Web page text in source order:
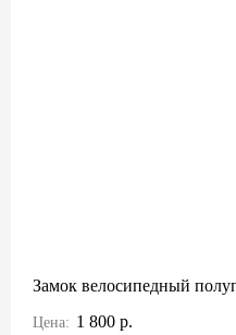
Замок велосипедный
Цена: 1 800 р.